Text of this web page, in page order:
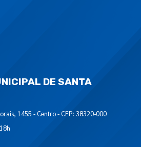
DE SANTA
1455 - Centro - CEP: 38320-000